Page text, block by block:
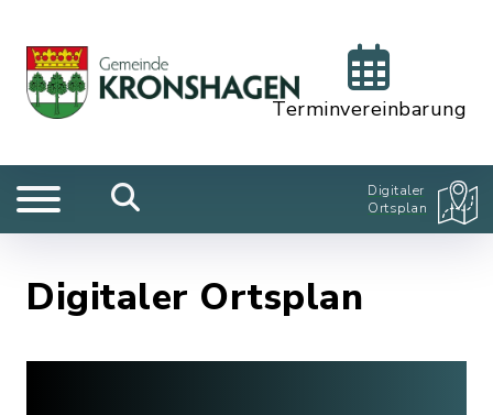
Terminvereinbarung
Digitaler
Ortsplan
Digitaler Ortsplan